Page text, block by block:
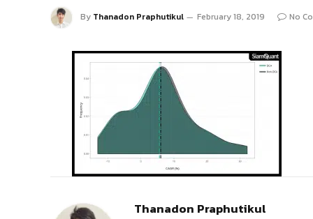
By Thanadon Praphutikul February 18, 2019 No
Thanadon Praphutikul